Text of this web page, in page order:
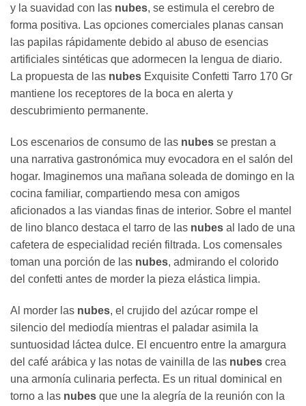
y la suavidad con las nubes, se estimula el cerebro de
forma positiva. Las opciones comerciales planas cansan
las papilas rápidamente debido al abuso de esencias
artificiales sintéticas que adormecen la lengua de diario.
La propuesta de las nubes Exquisite Confetti Tarro 170 Gr
mantiene los receptores de la boca en alerta y
descubrimiento permanente.
Los escenarios de consumo de las nubes se prestan a
una narrativa gastronómica muy evocadora en el salón del
hogar. Imaginemos una mañana soleada de domingo en la
cocina familiar, compartiendo mesa con amigos
aficionados a las viandas finas de interior. Sobre el mantel
de lino blanco destaca el tarro de las nubes al lado de una
cafetera de especialidad recién filtrada. Los comensales
toman una porción de las nubes, admirando el colorido
del confetti antes de morder la pieza elástica limpia.
Al morder las nubes, el crujido del azúcar rompe el
silencio del mediodía mientras el paladar asimila la
suntuosidad láctea dulce. El encuentro entre la amargura
del café arábica y las notas de vainilla de las nubes crea
una armonía culinaria perfecta. Es un ritual dominical en
torno a las nubes que une la alegría de la reunión con la